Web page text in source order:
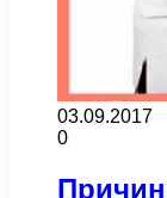
03.09.2017
0